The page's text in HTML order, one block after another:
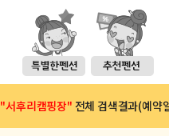
"서후리캠핑장" 전체 검색결과(예